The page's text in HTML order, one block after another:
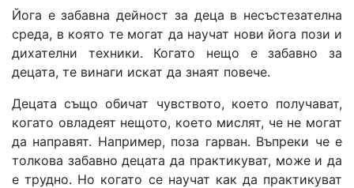
Йога е забавна дейност за деца в несъстезателна
среда, в която те могат да научат нови йога пози и
дихателни техники. Когато нещо е забавно за
децата, те винаги искат да знаят повече.
Децата също обичат чувството, което получават,
когато овладеят нещото, което мислят, че не могат
да направят. Например, поза гарван. Въпреки че е
толкова забавно децата да практикуват, може и да
е трудно. Но когато се научат как да практикуват